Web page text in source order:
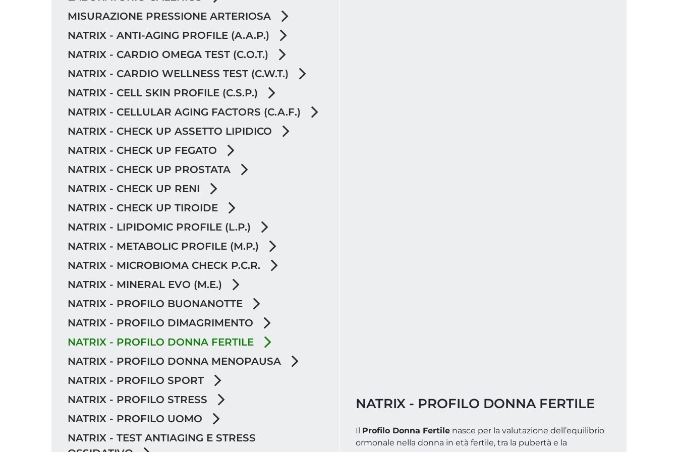
MISURAZIONE PRESSIONE ARTERIOSA
NATRIX - ANTI-AGING PROFILE (A.A.P.)
NATRIX - CARDIO OMEGA TEST (C.O.T.)
NATRIX - CARDIO WELLNESS TEST (C.W.T.)
NATRIX - CELL SKIN PROFILE (C.S.P.)
NATRIX - CELLULAR AGING FACTORS (C.A.F.)
NATRIX - CHECK UP ASSETTO LIPIDICO
NATRIX - CHECK UP FEGATO
NATRIX - CHECK UP PROSTATA
NATRIX - CHECK UP RENI
NATRIX - CHECK UP TIROIDE
NATRIX - LIPIDOMIC PROFILE (L.P.)
NATRIX - METABOLIC PROFILE (M.P.)
NATRIX - MICROBIOMA CHECK P.C.R.
NATRIX - MINERAL EVO (M.E.)
NATRIX - PROFILO BUONANOTTE
NATRIX - PROFILO DIMAGRIMENTO
NATRIX - PROFILO DONNA FERTILE
NATRIX - PROFILO DONNA MENOPAUSA
NATRIX - PROFILO SPORT
NATRIX - PROFILO STRESS
NATRIX - PROFILO UOMO
NATRIX - TEST ANTIAGING E STRESS
NATRIX - PROFILO DONNA FERTILE
Il Profilo Donna Fertile nasce per la valutazione dell’equilibrio
ormonale nella donna in età fertile, tra la pubertà e la